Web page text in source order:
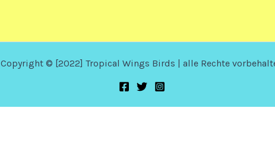
Copyright © [2022] Tropical Wings Birds | alle Rechte